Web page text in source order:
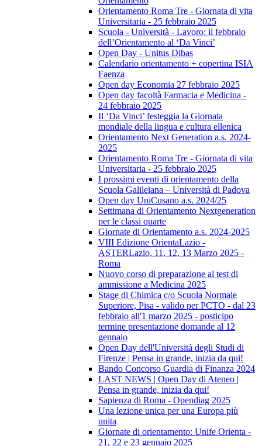
Orientamento Roma Tre - Giornata di vita
Universitaria - 25 febbraio 2025
Scuola - Università - Lavoro: il febbraio
dell’Orientamento al ‘Da Vinci’
Open Day - Unitus Dibas
Calendario orientamento + copertina ISIA
Faenza
Open day Economia 27 febbraio 2025
Open day facoltà Farmacia e Medicina -
24 febbraio 2025
Il ‘Da Vinci’ festeggia la Giornata
mondiale della lingua e cultura ellenica
Orientamento Next Generation a.s. 2024-
2025
Orientamento Roma Tre - Giornata di vita
Universitaria - 25 febbraio 2025
I prossimi eventi di orientamento della
Scuola Galileiana – Università di Padova
Open day UniCusano a.s. 2024/25
Settimana di Orientamento Nextgeneration
per le classi quarte
Giornate di Orientamento a.s. 2024-2025
VIII Edizione OrientaLazio -
ASTERLazio, 11, 12, 13 Marzo 2025 -
Roma
Nuovo corso di preparazione al test di
ammissione a Medicina 2025
Stage di Chimica c/o Scuola Normale
Superiore, Pisa - valido per PCTO - dal 23
febbraio all'1 marzo 2025 - posticipo
termine presentazione domande al 12
gennaio
Open Day dell'Università degli Studi di
Firenze | Pensa in grande, inizia da qui!
Bando Concorso Guardia di Finanza 2024
LAST NEWS | Open Day di Ateneo |
Pensa in grande, inizia da qui!
Sapienza di Roma - Opendiag 2025
Una lezione unica per una Europa più
unita
Giornate di orientamento: Unife Orienta -
21, 22 e 23 gennaio 2025